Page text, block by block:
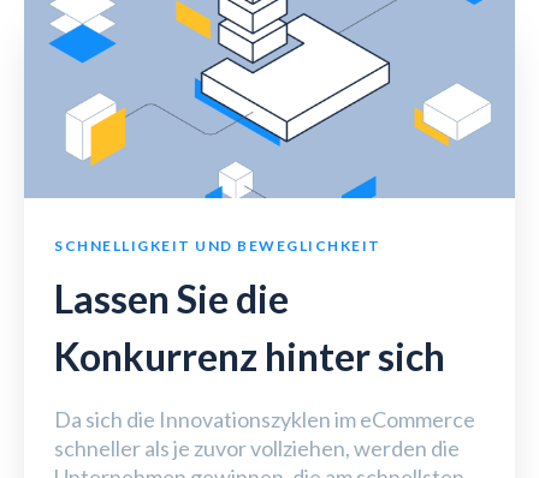
SCHNELLIGKEIT UND BEWEGLICHKEIT
Lassen Sie die
Konkurrenz hinter sich
Da sich die Innovationszyklen im eCommerce
schneller als je zuvor vollziehen, werden die